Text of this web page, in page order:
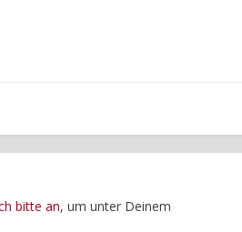
bitte an, um unter Deinem